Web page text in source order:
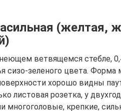
(желтая,
ветвящемся стебле,
сизо-зеленого цвета. Форма
хорошо видны
листовая розетка, у
многоголовые, крепкие,